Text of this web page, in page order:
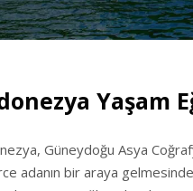
Yaşam
Güneydoğu Asya
adanın bir araya